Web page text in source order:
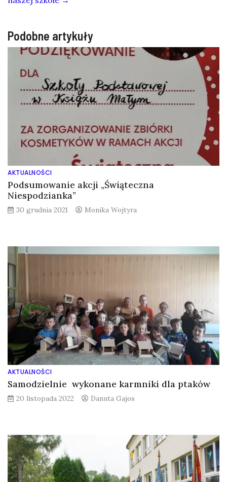
Podobne artykuły
AKTUALNOŚCI
Podsumowanie akcji „Świąteczna
Niespodzianka”
30 grudnia 2021 Monika Wojtyra
AKTUALNOŚCI
Samodzielnie wykonane karmniki dla ptaków
20 listopada 2022 Danuta Gajos